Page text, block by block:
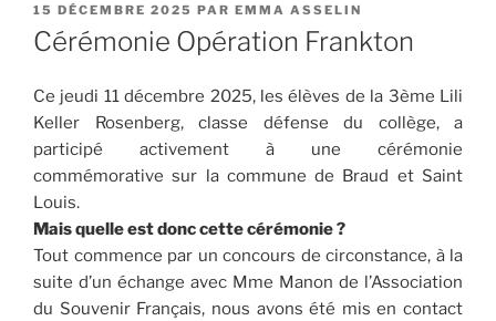
PUBLIÉ
LE
15 DÉCEMBRE 2025 PAR EMMA ASSELIN
Cérémonie Opération Frankton
Ce jeudi 11 décembre 2025, les élèves de la 3ème Lili
Keller Rosenberg, classe défense du collège, a
participé activement à une cérémonie
commémorative sur la commune de Braud et Saint
Louis.
Mais quelle est donc cette cérémonie ?
Tout commence par un concours de circonstance, à la
suite d’un échange avec Mme Manon de l’Association
du Souvenir Français, nous avons été mis en contact